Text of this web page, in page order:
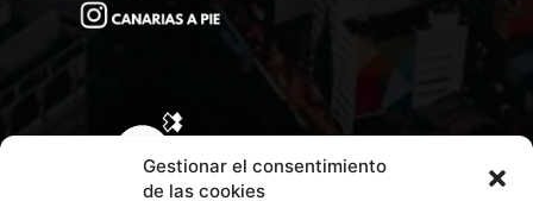
Gestionar el consentimiento
de las cookies